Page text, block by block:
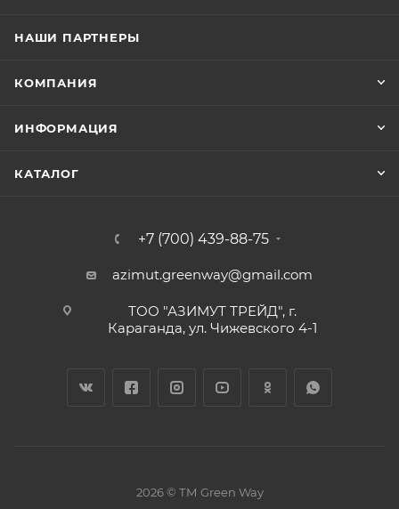
НАШИ ПАРТНЕРЫ
КОМПАНИЯ
ИНФОРМАЦИЯ
КАТАЛОГ
+7 (700) 439-88-75
azimut.greenway@gmail.com
ТОО "АЗИМУТ ТРЕЙД", г.
Караганда, ул. Чижевского 4-1
2026 © ТМ Green Way